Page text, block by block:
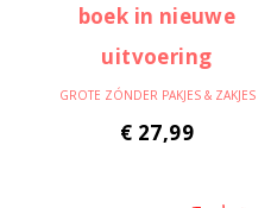
GROTE ZÓNDER PAKJES & ZAKJES
€ 27,99